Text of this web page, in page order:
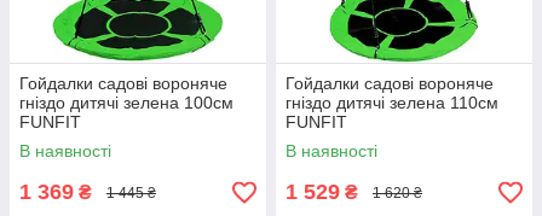
Гойдалки садові вороняче
гніздо дитячі зелена 100см
FUNFIT
В наявності
1 369 ₴ 1 445 ₴
Гойдалки садові вороняче
гніздо дитячі зелена 110см
FUNFIT
В наявності
1 529 ₴ 1 620 ₴